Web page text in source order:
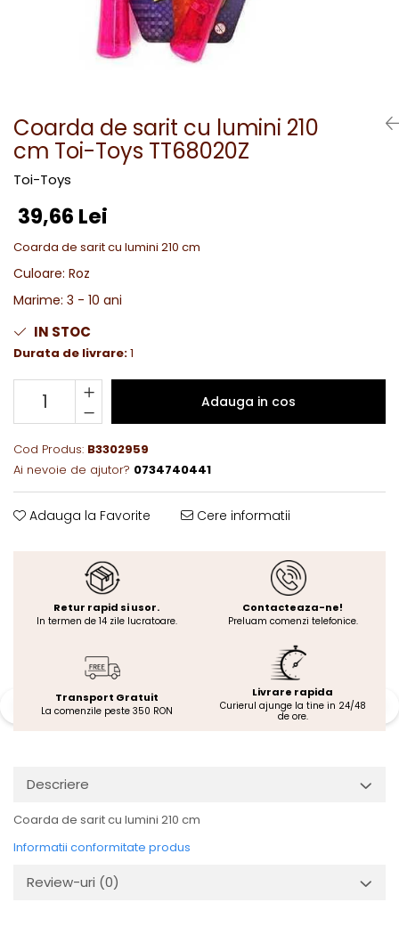
Coarda de sarit cu lumini 210
cm Toi-Toys TT68020Z
Toi-Toys
39,66 Lei
Coarda de sarit cu lumini 210 cm
Culoare: Roz
Marime: 3 - 10 ani
IN STOC
Durata de livrare:1
Adauga in cos
Cod Produs: B3302959
Ai nevoie de ajutor? 0734740441
Adauga la Favorite Cere informatii
Retur rapid si usor.
In termen de 14 zile lucratoare.
Contacteaza-ne!
Preluam comenzi telefonice.
Transport Gratuit
La comenzile peste 350 RON
Livrare rapida
Curierul ajunge la tine in 24/48
de ore.
Descriere
Coarda de sarit cu lumini 210 cm
Informatii conformitate produs
Review-uri (0)